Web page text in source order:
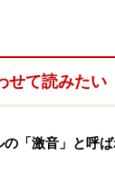
の設定をしたら
「JP」という
国語」という
と、「JP」が
せて読みたい
の「激音」と呼